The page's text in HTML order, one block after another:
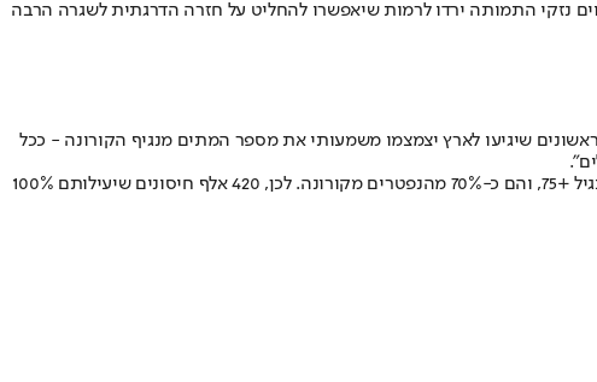
ערן סגל ממכון ויצמן מציג תרחיש אופטימי: 420 אלף חיסונים יקטינו את התמותה ביותר מ-60% • "בשלב מסוים נזקי התמותה ירדו לרמות שיאפשרו להחליט על חזרה הדרגתית לשגרה הרבה
שיגיעו לארץ יצמצמו משמעותי את מספר המתים מנגיף הקורונה - ככל
לדבריו, "נניח שאחרי חיסון הצוותים הרפואיים (כ-100 אלף חיסונים), נתחיל בחיסון אוכלוסיית הסיכון, כלומר לפי גיל: בישראל יש כ-420 אלף בגיל +75, והם כ-70% מהנפטרים מקורונה. לכן, 420 אלף חיסונים שיעילותם 100%